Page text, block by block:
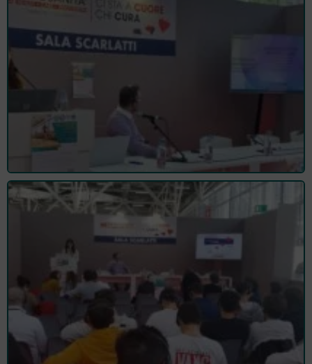
Organi istituzionali
Regolamenti
Storia
PROFESSIONE
Formazione del
Codice
Deontologico
Prima Iscrizione e
Rinnovo
Trasferimento o
Cancellazione
SERVIZI
Certificati e Moduli